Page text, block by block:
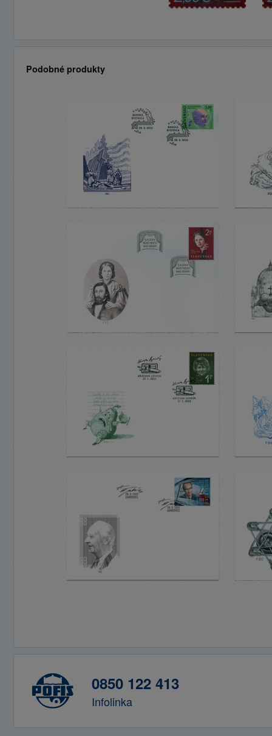
Podobné produkty
0850 122 413
Infolinka